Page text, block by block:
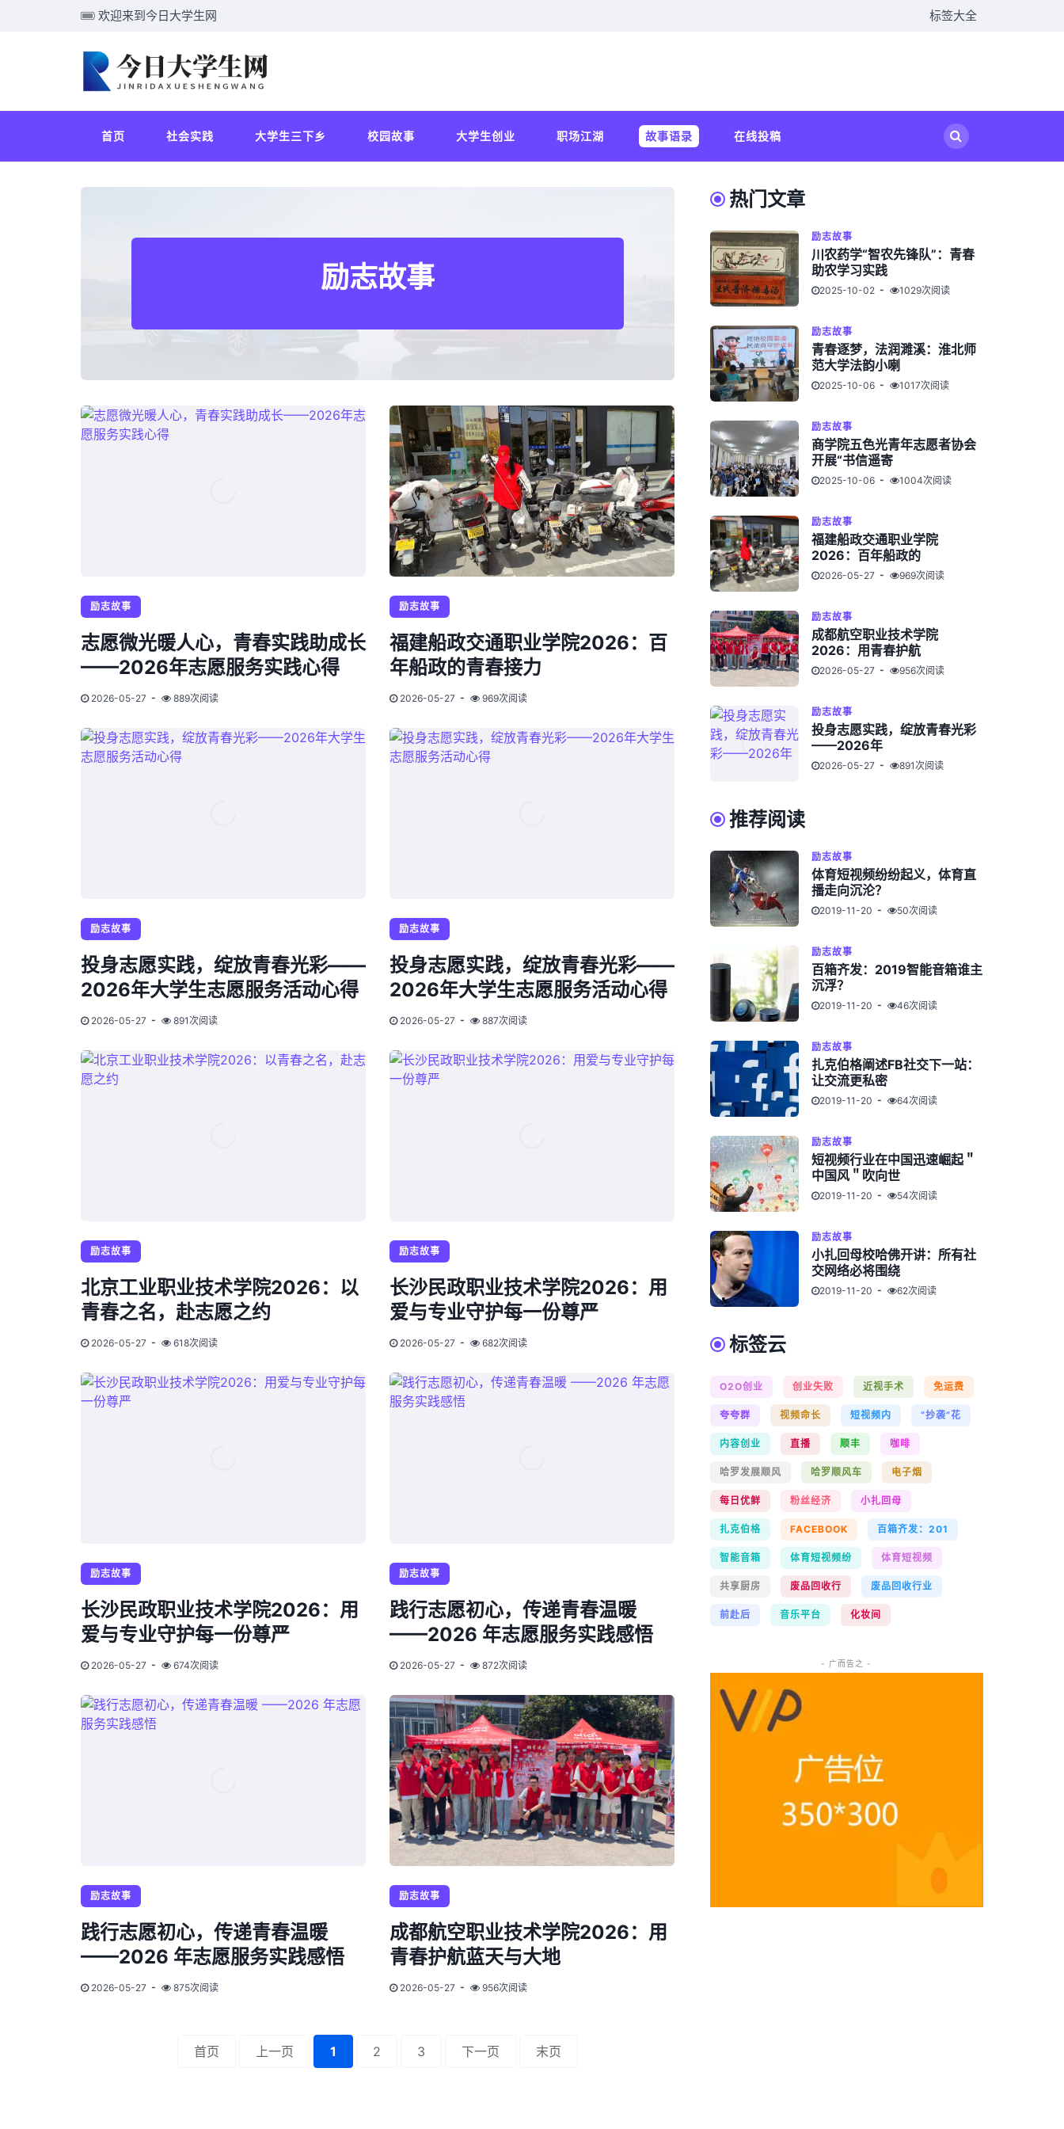
欢迎来到今日大学生网 标签大全
首页 社会实践 大学生三下乡 校园故事 大学生创业 职场江湖 故事语录 在线投稿
励志故事
励志故事
志愿微光暖人心，青春实践助成长
——2026年志愿服务实践心得
2026-05-27 889次阅读
励志故事
福建船政交通职业学院2026：百
年船政的青春接力
2026-05-27 969次阅读
励志故事
投身志愿实践，绽放青春光彩——
2026年大学生志愿服务活动心得
2026-05-27 891次阅读
励志故事
投身志愿实践，绽放青春光彩——
2026年大学生志愿服务活动心得
2026-05-27 887次阅读
励志故事
北京工业职业技术学院2026：以
青春之名，赴志愿之约
2026-05-27 618次阅读
励志故事
长沙民政职业技术学院2026：用
爱与专业守护每一份尊严
2026-05-27 682次阅读
励志故事
长沙民政职业技术学院2026：用
爱与专业守护每一份尊严
2026-05-27 674次阅读
励志故事
践行志愿初心，传递青春温暖
——2026 年志愿服务实践感悟
2026-05-27 872次阅读
励志故事
践行志愿初心，传递青春温暖
——2026 年志愿服务实践感悟
2026-05-27 875次阅读
励志故事
成都航空职业技术学院2026：用
青春护航蓝天与大地
2026-05-27 956次阅读
首页 上一页 1 2 3 下一页 末页
热门文章
励志故事
川农药学“智农先锋队”：青春
助农学习实践
2025-10-02 1029次阅读
励志故事
青春逐梦，法润濉溪：淮北师
范大学法韵小喇
2025-10-06 1017次阅读
励志故事
商学院五色光青年志愿者协会
开展“书信遥寄
2025-10-06 1004次阅读
励志故事
福建船政交通职业学院
2026：百年船政的
2026-05-27 969次阅读
励志故事
成都航空职业技术学院
2026：用青春护航
2026-05-27 956次阅读
励志故事
投身志愿实践，绽放青春光彩
——2026年
2026-05-27 891次阅读
推荐阅读
励志故事
体育短视频纷纷起义，体育直
播走向沉沦？
2019-11-20 50次阅读
励志故事
百箱齐发：2019智能音箱谁主
沉浮？
2019-11-20 46次阅读
励志故事
扎克伯格阐述FB社交下一站：
让交流更私密
2019-11-20 64次阅读
励志故事
短视频行业在中国迅速崛起＂
中国风＂吹向世
2019-11-20 54次阅读
励志故事
小扎回母校哈佛开讲：所有社
交网络必将围绕
2019-11-20 62次阅读
标签云
O2O创业 创业失败 近视手术 免运费
夸夸群 视频命长 短视频内 “抄袭”花
内容创业 直播 顺丰 咖啡
哈罗发展顺风 哈罗顺风车 电子烟
每日优鲜 粉丝经济 小扎回母
扎克伯格 FACEBOOK 百箱齐发：201
智能音箱 体育短视频纷 体育短视频
共享厨房 废品回收行 废品回收行业
前赴后 音乐平台 化妆间
- 广而告之 -